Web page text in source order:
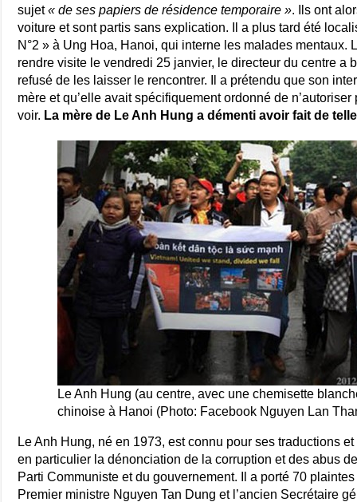
sujet« de ses papiers de résidence temporaire ». Ils ont
voiture et sont partis sans explication. Il a plus tard été
N°2 » à Ung Hoa, Hanoi, qui interne les malades mentaux.
rendre visite le vendredi 25 janvier, le directeur du centre a
refusé de les laisser le rencontrer. Il a prétendu que son
mère et qu’elle avait spécifiquement ordonné de n’autoriser
voir. La mère de Le Anh Hung a démenti avoir fait de
Le Anh Hung (au centre, avec une chemisette
chinoise à Hanoi (Photo: Facebook Nguyen Lan
Le Anh Hung, né en 1973, est connu pour ses traductions
en particulier la dénonciation de la corruption et des abus
Parti Communiste et du gouvernement. Il a porté 70
Premier ministre Nguyen Tan Dung et l’ancien Secrétaire